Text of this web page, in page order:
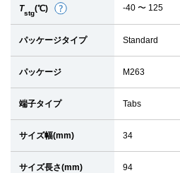
Tstg(℃)
詳
細
-40 〜 125
パッケージタイプ Standard
パッケージ M263
端子タイプ Tabs
サイズ幅(mm) 34
サイズ長さ(mm) 94